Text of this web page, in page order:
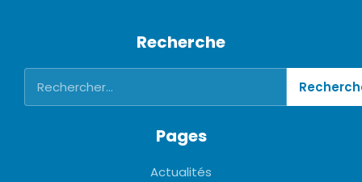
Recherche
Pages
Actualités